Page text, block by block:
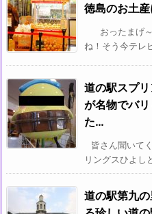
徳島のお土
おったまげ
ね！そう今テレ
道の駅スプ
が名物でバ
た…
皆さん聞いて
リングスひよし
道の駅第九